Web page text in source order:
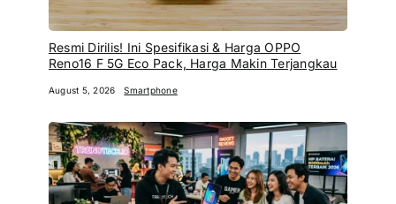
Resmi Dirilis! Ini Spesifikasi & Harga OPPO
Reno16 F 5G Eco Pack, Harga Makin Terjangkau
August 5, 2026 Smartphone